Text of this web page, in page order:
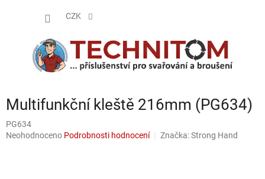
CZK
Multifunkční kleště 216mm (PG634)
PG634
Průměrné
Neohodnoceno Podrobnosti hodnocení Značka:Strong Hand